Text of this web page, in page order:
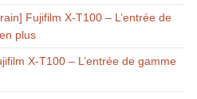
Fujifilm X-T100 – L’entrée de
plus
X-T100 – L’entrée de gamme